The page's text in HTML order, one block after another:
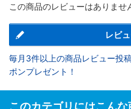
この商品のレビューはありませ
レビ
毎月3件以上の商品レビュー投
ポンプレゼント！
このカテゴリにはこんな